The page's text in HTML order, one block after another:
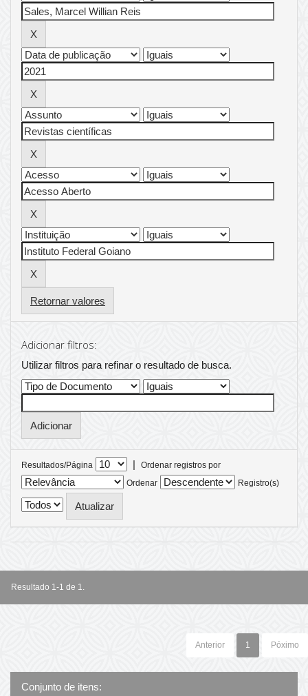
Retornar valores
Adicionar filtros:
Utilizar filtros para refinar o resultado de busca.
Resultados/Página |
Ordenar registros por
Ordenar
Registro(s)
Resultado 1-1 de 1.
Anterior 1 Póximo
Conjunto de itens: